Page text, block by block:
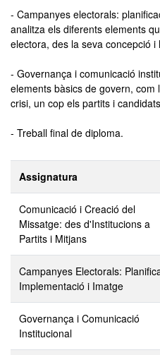
- Campanyes electorals:
analitza els diferents elements
electora, des la seva concepció
- Governança i comunicació
elements bàsics de govern,
crisi, un cop els partits i
- Treball final de diploma.
Assignatura
Comunicació i Creació del
Missatge: des d'Institucions a
Partits i Mitjans
Campanyes Electorals:
Implementació i Imatge
Governança i Comunicació
Institucional